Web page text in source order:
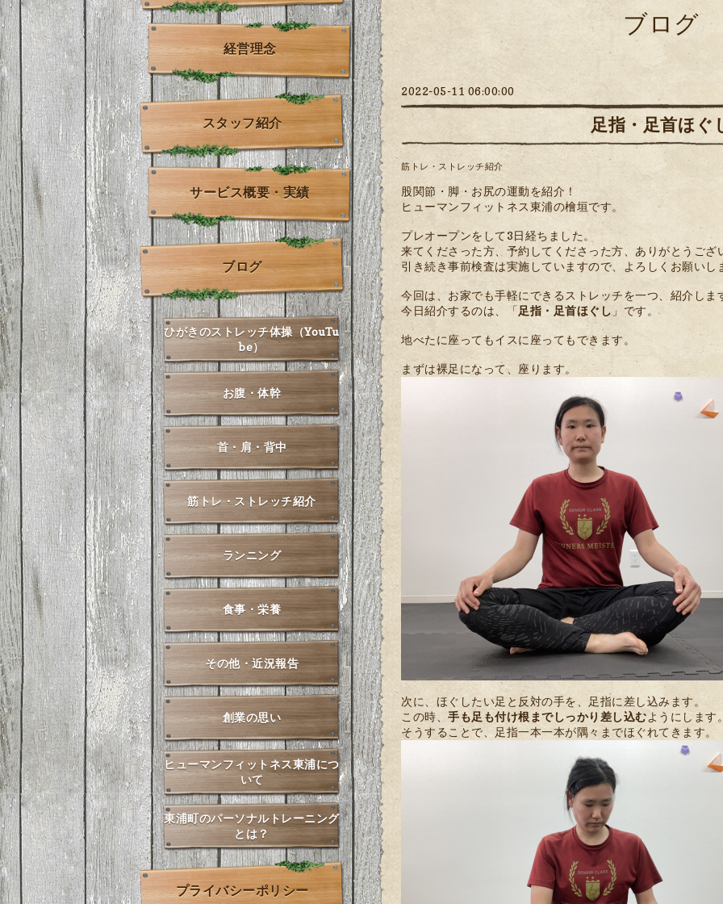
ブログ
2022-05-11 06:00:00
足指・足首ほぐ
筋トレ・ストレッチ紹介
股関節・脚・お尻の運動を紹介！
ヒューマンフィットネス東浦の檜垣です。
プレオープンをして3日経ちました。
来てくださった方、予約してくださった方、ありがとうござ
引き続き事前検査は実施していますので、よろしくお願いし
今回は、お家でも手軽にできるストレッチを一つ、紹介しま
今日紹介するのは、「足指・足首ほぐし 」です。
地べたに座ってもイスに座ってもできます。
まずは裸足になって、座ります。
次に、ほぐしたい足と反対の手を、足指に差し込みます。
この時、 手も足も付け根までしっかり差し込むようにします
そうすることで、足指一本一本が隅々までほぐれてきます。
経営理念
スタッフ紹介
サービス概要・実績
ブログ
ひがきのストレッチ体操（YouTu
be）
お腹・体幹
首・肩・背中
筋トレ・ストレッチ紹介
ランニング
食事・栄養
その他・近況報告
創業の思い
ヒューマンフィットネス東浦につ
いて
東浦町のパーソナルトレーニング
とは？
プライバシーポリシー